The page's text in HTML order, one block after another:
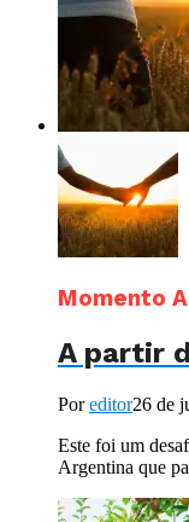
Momento
A partir
Poreditor26 de
Este foi um
Argentina que